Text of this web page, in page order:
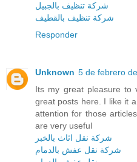
شركة تنظيف بالجبيل
شركة تنظيف بالقطيف
Responder
Unknown 5 de febrero
Its my great pleasure to
great posts here. I like it
attention for those
are very useful
شركة نقل اثاث بالخبر
شركة نقل عفش بالدمام